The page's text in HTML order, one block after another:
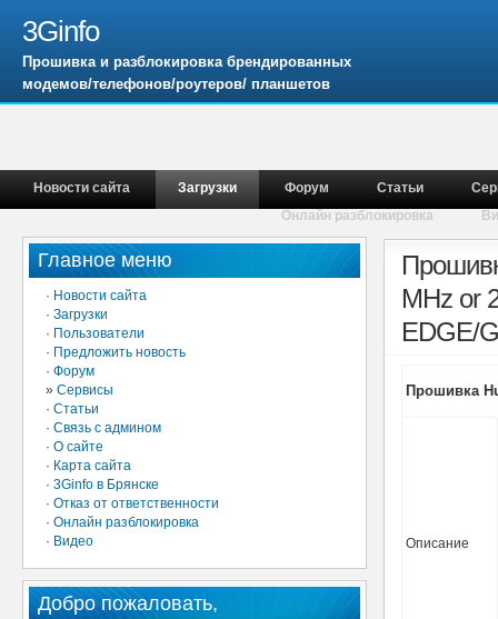
3Ginfo
Прошивка и разблокировка брендированных
модемов/телефонов/роутеров/ планшетов
Новости сайта Загрузки Форум Статьи
Онлайн разблокировка
Главное меню
· Новости сайта
· Загрузки
· Пользователи
· Предложить новость
· Форум
» Сервисы
· Статьи
· Связь с админом
· О сайте
· Карта сайта
· 3Ginfo в Брянске
· Отказ от ответственности
· Онлайн разблокировка
· Видео
Добро пожаловать,
MHz or
EDGE/
Прошивка
Описание